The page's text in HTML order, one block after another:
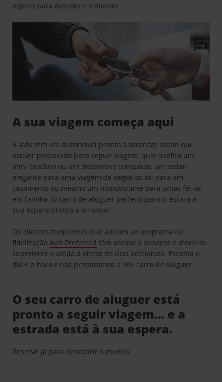
espera para descobrir o mundo.
A sua viagem começa aqui
A Avis tem um automóvel pronto a arrancar assim que
estiver preparado para seguir viagem, quer prefira um
mini citadino ou um desportivo compacto, um sedan
elegante para uma viagem de negócios ou para um
casamento ou mesmo um monovolume para umas férias
em família. O carro de aluguer perfeito para si estará à
sua espera pronto a arrancar.
Os clientes frequentes que adiram ao programa de
fidelizaçãoAvis Preferred têm acesso a serviços e modelos
superiores e ainda à oferta de dias adicionais. Escolha o
dia e a hora e nós preparamos o seu carro de aluguer.
O seu carro de aluguer está
pronto a seguir viagem… e a
estrada está à sua espera.
Reserve já para descobrir o mundo.